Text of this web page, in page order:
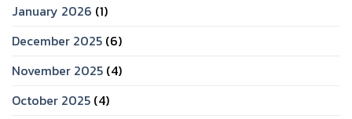
January 2026 (1)
December 2025 (6)
November 2025 (4)
October 2025 (4)